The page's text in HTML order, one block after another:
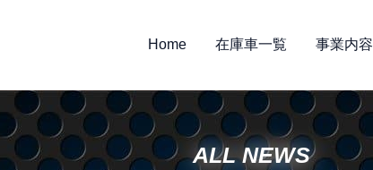
Home 在庫車一覧 事業内容
ALL NEWS